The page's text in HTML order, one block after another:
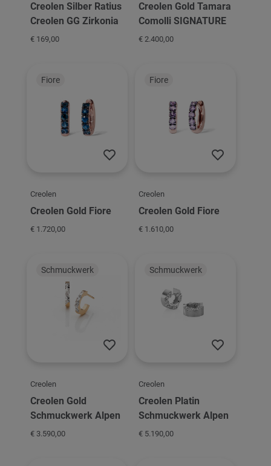
Creolen Silber Ratius
Creolen GG Zirkonia
€ 169,00
Creolen Gold Tamara
Comolli SIGNATURE
€ 2.400,00
Fiore
Creolen
Creolen Gold Fiore
€ 1.720,00
Fiore
Creolen
Creolen Gold Fiore
€ 1.610,00
Schmuckwerk
Creolen
Creolen Gold
Schmuckwerk Alpen
€ 3.590,00
Schmuckwerk
Creolen
Creolen Platin
Schmuckwerk Alpen
€ 5.190,00